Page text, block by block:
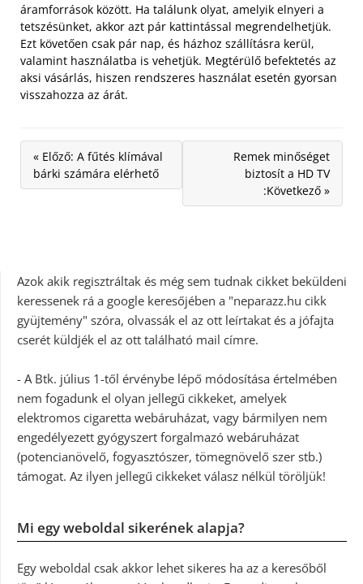
áramforrások között. Ha találunk olyat, amelyik elnyeri a
tetszésünket, akkor azt pár kattintással megrendelhetjük.
Ezt követően csak pár nap, és házhoz szállításra kerül,
valamint használatba is vehetjük. Megtérülő befektetés az
aksi vásárlás, hiszen rendszeres használat esetén gyorsan
visszahozza az árát.
« Előző: A fűtés klímával
bárki számára elérhető
Remek minőséget
biztosít a HD TV
:Következő »
Azok akik regisztráltak és még sem tudnak cikket beküldeni
keressenek rá a google keresőjében a "neparazz.hu cikk
gyüjtemény" szóra, olvassák el az ott leírtakat és a jófajta
cserét küldjék el az ott található mail címre.
- A Btk. július 1-től érvénybe lépő módosítása értelmében
nem fogadunk el olyan jellegű cikkeket, amelyek
elektromos cigaretta webáruházat, vagy bármilyen nem
engedélyezett gyógyszert forgalmazó webáruházat
(potencianövelő, fogyasztószer, tömegnövelő szer stb.)
támogat. Az ilyen jellegű cikkeket válasz nélkül töröljük!
Mi egy weboldal sikerének alapja?
Egy weboldal csak akkor lehet sikeres ha az a keresőből